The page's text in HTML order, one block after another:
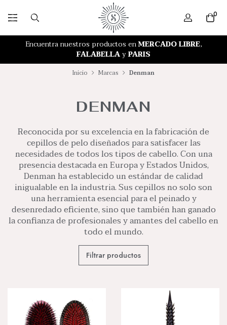
0
Encuentra nuestros productos enMERCADO LIBRE,
FALABELLAyPARIS
RETIRO GRATIS EN NUESTRA TIENDA
Inicio Marcas Denman
DENMAN
Reconocida por su excelencia en la fabricación de
cepillos de pelo diseñados para satisfacer las
necesidades de todos los tipos de cabello. Con una
presencia destacada en Europa y Estados Unidos,
Denman ha establecido un estándar de calidad
inigualable en la industria. Sus cepillos no solo son
una herramienta esencial para el peinado y
desenredado eficiente, sino que también han ganado
la confianza de profesionales y amantes del cabello en
todo el mundo.
Filtrar productos